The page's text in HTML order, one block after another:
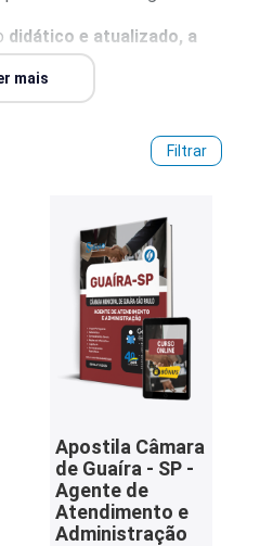
didático e atualizado, a
- SP está organizada
no edital. Traz várias
que auxiliarão no
em cada uma das
- SP.
mais
Filtrar
Apostila Câmara
de Guaíra - SP -
Agente de
Atendimento e
Administração